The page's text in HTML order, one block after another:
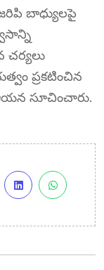
బాధ్యులపై
చర్యలు
ప్రకటించిన
సూచించారు.